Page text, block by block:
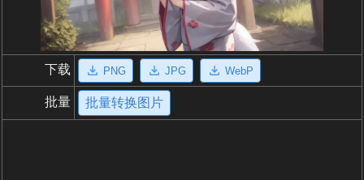
下载 PNG JPG WebP
批量 批量转换图片